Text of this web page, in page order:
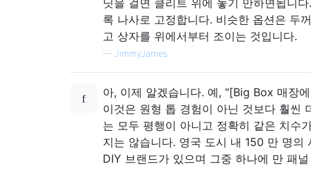
닛을 걸면 클리트 위에 놓기 만하면됩니
록 나사로 고정합니다. 비슷한 옵션은 두
고 상자를 위에서부터 조이는 것입니다.
— JimmyJames
아, 이제 알겠습니다. 예, "[Big Box 매장
이것은 원형 톱 경험이 아닌 것보다 훨씬
는 모두 평행이 아니고 정확히 같은 치수
지는 않습니다. 영국 도시 내 150 만 명의
DIY 브랜드가 있으며 그중 하나에 만 패